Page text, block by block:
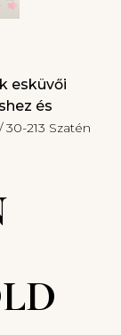
esküvői
és
/ 30-213 Szatén